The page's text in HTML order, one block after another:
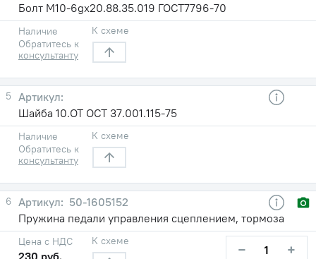
Болт М10-6gх20.88.35.019 ГОСТ7796-70
Наличие
Обратитесь к
консультанту
К схеме
5
Шайба 10.ОТ ОСТ 37.001.115-75
Наличие
Обратитесь к
консультанту
К схеме
6
50-1605152
Пружина педали управления сцеплением, тормоза
Цена с НДС
230 руб.
К схеме − +